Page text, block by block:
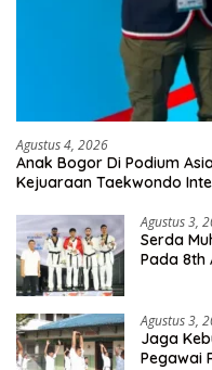
Agustus 4, 2026
Anak Bogor Di Podium
Kejuaraan Taekwondo
Agustus 3,
Serda
Pada 8th
Agustus 3,
Jaga
Pegawai